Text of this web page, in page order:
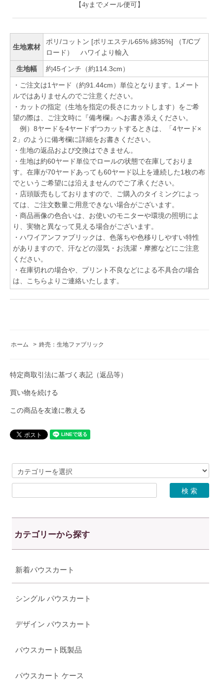
【4yまでメール便可】
生地素材
ポリ/コットン [ポリエステル65% 綿35%] （T/Cブ
ロード） ハワイより輸入
生地幅 約45インチ（約114.3cm）
・ご注文は1ヤード（約91.44cm）単位となります。1メート
ルではありませんのでご注意ください。
・カットの指定（生地を指定の長さにカットします）をご希
望の際は、ご注文時に『備考欄』へお書き添えください。
例）8ヤードを4ヤードずつカットするときは、「4ヤード×
2」のように備考欄に詳細をお書きください。
・生地の返品および交換はできません。
・生地は約60ヤード単位でロールの状態で在庫しておりま
す。在庫が70ヤードあっても60ヤード以上を連続した1枚の布
でというご希望には沿えませんのでご了承ください。
・店頭販売もしておりますので、ご購入のタイミングによっ
ては、ご注文数量ご用意できない場合がございます。
・商品画像の色合いは、お使いのモニターや環境の照明によ
り、実物と異なって見える場合がございます。
・ハワイアンファブリックは、色落ちや色移りしやすい特性
がありますので、汗などの湿気・お洗濯・摩擦などにご注意
ください。
・在庫切れの場合や、プリント不良などによる不具合の場合
は、こちらよりご連絡いたします。
ホーム > 終売：生地ファブリック
特定商取引法に基づく表記（返品等）
買い物を続ける
この商品を友達に教える
カテゴリーから探す
新着パウスカート
シングル パウスカート
デザイン パウスカート
パウスカート既製品
パウスカート ケース